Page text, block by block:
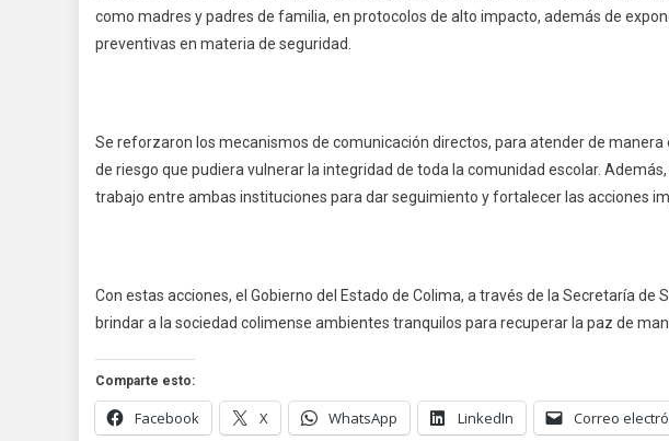
como madres y padres de familia, en protocolos de alto impacto, además de
preventivas en materia de seguridad.
Se reforzaron los mecanismos de comunicación directos, para atender de
de riesgo que pudiera vulnerar la integridad de toda la comunidad escolar.
trabajo entre ambas instituciones para dar seguimiento y fortalecer las acciones
Con estas acciones, el Gobierno del Estado de Colima, a través de la Secretaría
brindar a la sociedad colimense ambientes tranquilos para recuperar la paz de
Comparte esto:
Facebook X WhatsApp LinkedIn Correo